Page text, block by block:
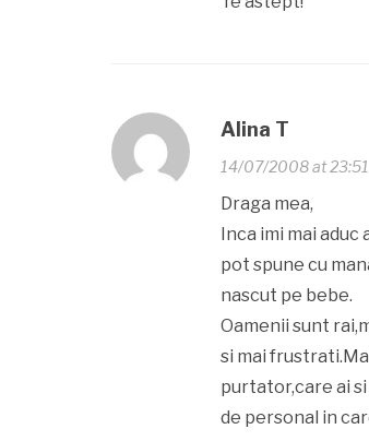
Alina T
14/07/2008 at 23:51
Draga mea,
Inca imi mai
pot spune cu
nascut pe bebe.
Oamenii sunt
si mai
purtator,care ai si
de personal in